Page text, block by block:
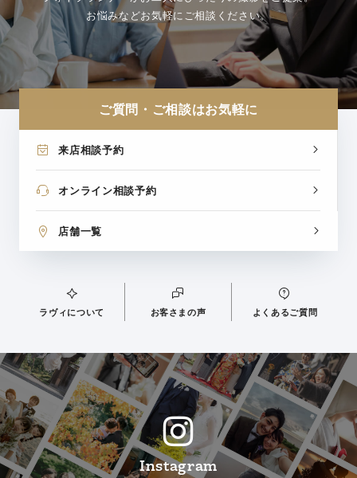
お悩みなどお気軽にご相談ください。
ご質問・ご相談はお気軽に
来店相談予約
オンライン相談予約
店舗一覧
ラヴィについて お客さまの声 よくあるご質問
Instagram